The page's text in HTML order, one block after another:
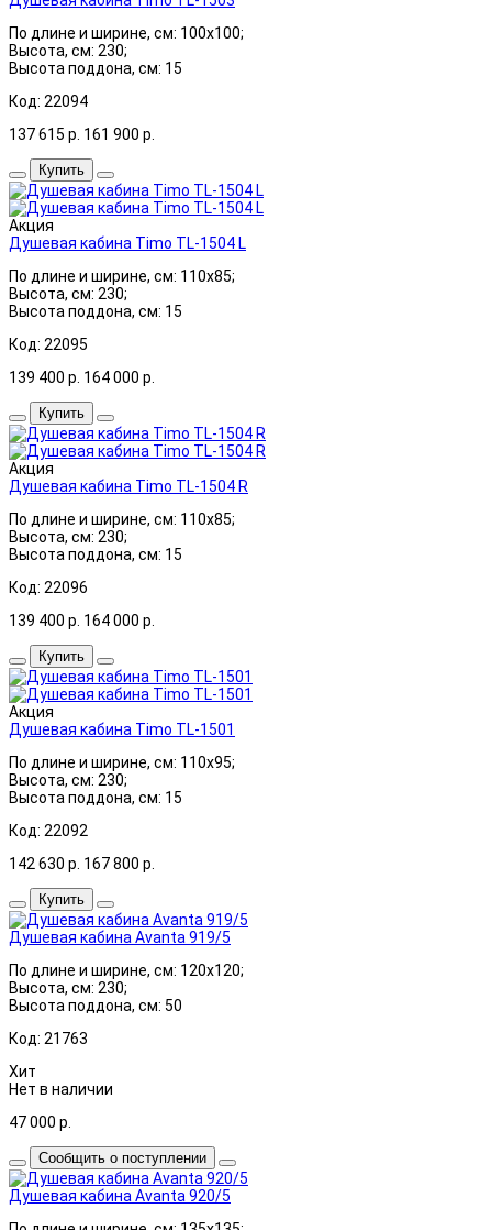
По длине и ширине, см: 100x100;
Высота, см: 230;
Высота поддона, см: 15
Код: 22094
137 615 р. 161 900 р.
Купить
Акция
Душевая кабина Timo TL-1504 L
По длине и ширине, см: 110x85;
Высота, см: 230;
Высота поддона, см: 15
Код: 22095
139 400 р. 164 000 р.
Купить
Акция
Душевая кабина Timo TL-1504 R
По длине и ширине, см: 110x85;
Высота, см: 230;
Высота поддона, см: 15
Код: 22096
139 400 р. 164 000 р.
Купить
Акция
Душевая кабина Timo TL-1501
По длине и ширине, см: 110x95;
Высота, см: 230;
Высота поддона, см: 15
Код: 22092
142 630 р. 167 800 р.
Купить
Душевая кабина Avanta 919/5
По длине и ширине, см: 120x120;
Высота, см: 230;
Высота поддона, см: 50
Код: 21763
Хит
Нет в наличии
47 000 р.
Сообщить о поступлении
Душевая кабина Avanta 920/5